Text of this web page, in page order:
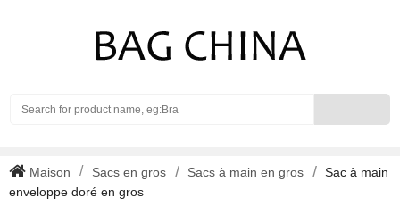
Maison Sacs en gros Sacs à main en gros
Sac à main
enveloppe doré en gros